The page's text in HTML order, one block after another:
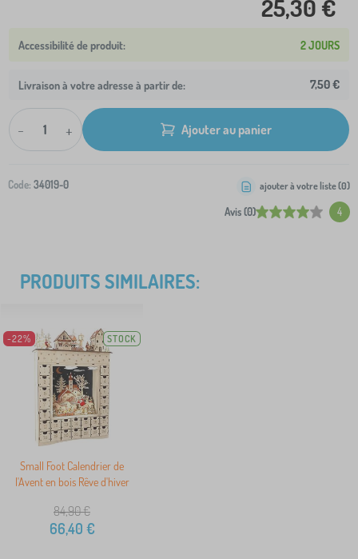
25,30 €
2 JOURS
Livraison à votre adresse à partir de: 7,50 €
- + Ajouter au panier
Code: 34019-0
Avis (0) 4
ajouter à votre liste (0)
PRODUITS SIMILAIRES:
-22% STOCK
Small Foot Calendrier de
l'Avent en bois Rêve d'hiver
84,90€
66,40 €